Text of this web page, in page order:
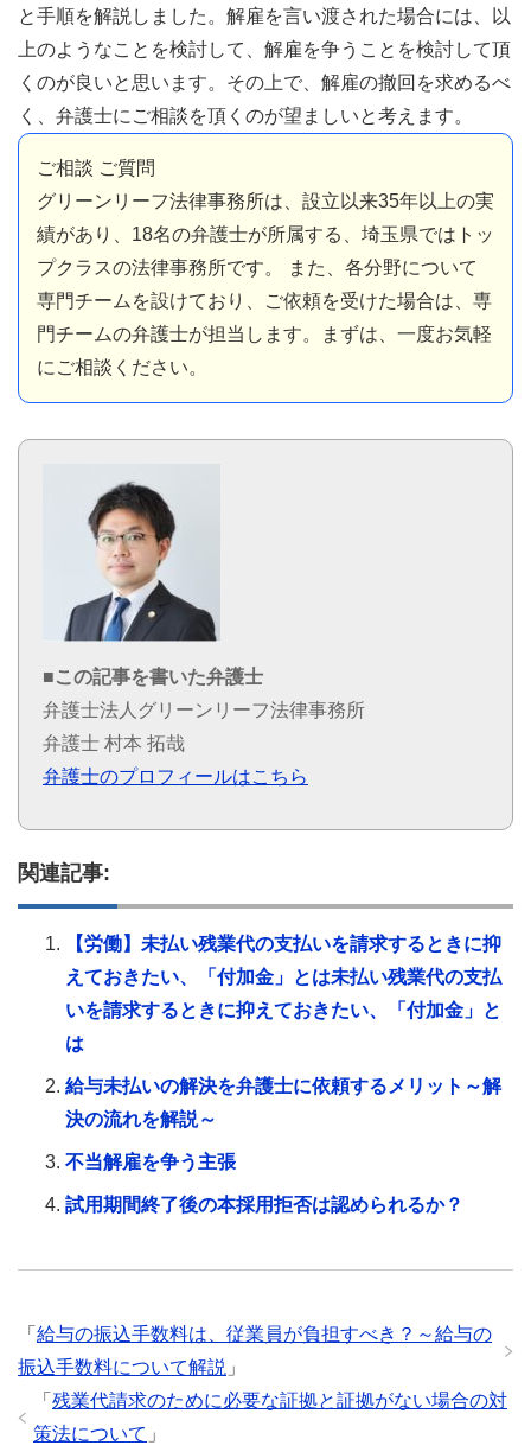
と手順を解説しました。解雇を言い渡された場合には、以
上のようなことを検討して、解雇を争うことを検討して頂
くのが良いと思います。その上で、解雇の撤回を求めるべ
く、弁護士にご相談を頂くのが望ましいと考えます。
ご相談 ご質問
グリーンリーフ法律事務所は、設立以来35年以上の実
績があり、18名の弁護士が所属する、埼玉県ではトッ
プクラスの法律事務所です。 また、各分野について
専門チームを設けており、ご依頼を受けた場合は、専
門チームの弁護士が担当します。まずは、一度お気軽
にご相談ください。
■この記事を書いた弁護士
弁護士法人グリーンリーフ法律事務所
弁護士 村本 拓哉
弁護士のプロフィールはこちら
関連記事:
【労働】未払い残業代の支払いを請求するときに抑
えておきたい、「付加金」とは未払い残業代の支払
いを請求するときに抑えておきたい、「付加金」と
は
給与未払いの解決を弁護士に依頼するメリット～解
決の流れを解説～
不当解雇を争う主張
試用期間終了後の本採用拒否は認められるか？
「 給与の振込手数料は、従業員が負担すべき？～給与の
振込手数料について解説 」
「 残業代請求のために必要な証拠と証拠がない場合の対
策法について 」